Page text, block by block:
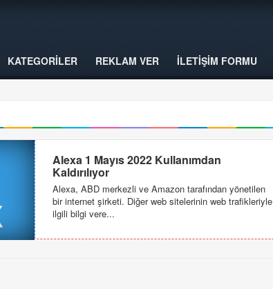
KATEGORİLER REKLAM VER İLETİŞİM FORMU
Alexa 1 Mayıs 2022 Kullanımdan
Kaldırılıyor
Alexa, ABD merkezli ve Amazon tarafından yönetilen
bir internet şirketi. Diğer web sitelerinin web trafikleriyle
ilgili bilgi vere...